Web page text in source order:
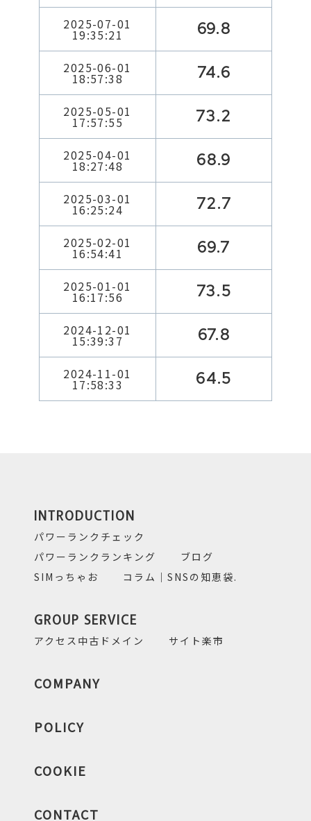
2025-07-01
19:35:21 69.8
2025-06-01
18:57:38 74.6
2025-05-01
17:57:55 73.2
2025-04-01
18:27:48 68.9
2025-03-01
16:25:24 72.7
2025-02-01
16:54:41 69.7
2025-01-01
16:17:56 73.5
2024-12-01
15:39:37 67.8
2024-11-01
17:58:33 64.5
INTRODUCTION
パワーランクチェック
パワーランクランキング
ブログ
SIMっちゃお
コラム｜SNSの知恵袋.
GROUP SERVICE
アクセス中古ドメイン サイト楽市
COMPANY
POLICY
COOKIE
CONTACT